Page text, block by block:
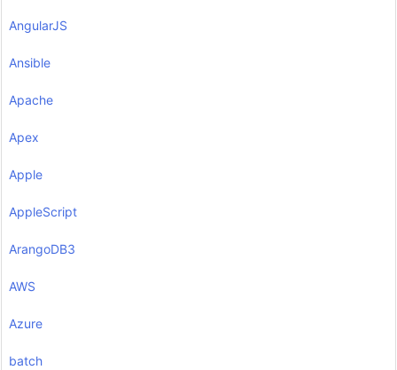
AngularJS
Ansible
Apache
Apex
Apple
AppleScript
ArangoDB3
AWS
Azure
batch